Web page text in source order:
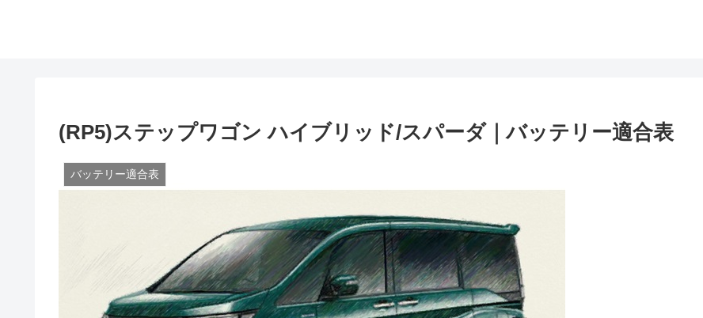
(RP5)ステップワゴン ハイブリッド/スパーダ｜バッテリー適合表
バッテリー適合表